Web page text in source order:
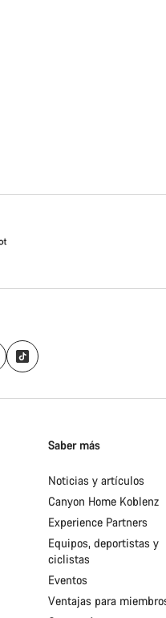
Saber más
Noticias y artículos
Canyon Home Koblenz
Experience Partners
Equipos, deportistas y
ciclistas
Eventos
Ventajas para